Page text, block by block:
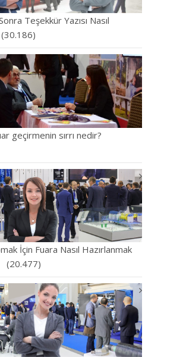
Teşekkür Yazısı Nasıl
(30.186)
geçirmenin sırrı nedir?
İçin Fuara Nasıl Hazırlanmak
(20.477)